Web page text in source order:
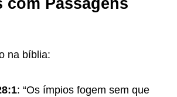
com Passagens
na bíblia:
: “Os ímpios fogem sem que